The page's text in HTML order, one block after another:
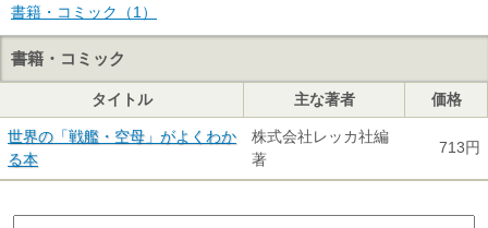
書籍・コミック（1）
書籍・コミック
タイトル 主な著者 価格
世界の「戦艦・空母」がよくわか
る本
株式会社レッカ社編
著
713円